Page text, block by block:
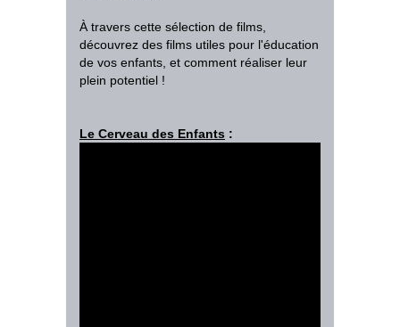
Àtravers cette sélection de films,
découvrez des films utiles pour l'éducation
de vos enfants, et comment réaliser leur
plein potentiel !
Le Cerveau des Enfants :